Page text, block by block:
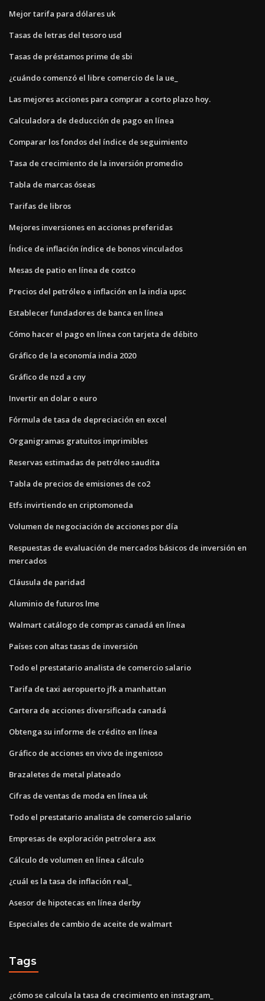
Mejor tarifa para dólares uk
Tasas de letras del tesoro usd
Tasas de préstamos prime de sbi
¿cuándo comenzó el libre comercio de la ue_
Las mejores acciones para comprar a corto plazo hoy.
Calculadora de deducción de pago en línea
Comparar los fondos del índice de seguimiento
Tasa de crecimiento de la inversión promedio
Tabla de marcas óseas
Tarifas de libros
Mejores inversiones en acciones preferidas
Índice de inflación índice de bonos vinculados
Mesas de patio en línea de costco
Precios del petróleo e inflación en la india upsc
Establecer fundadores de banca en línea
Cómo hacer el pago en línea con tarjeta de débito
Gráfico de la economía india 2020
Gráfico de nzd a cny
Invertir en dolar o euro
Fórmula de tasa de depreciación en excel
Organigramas gratuitos imprimibles
Reservas estimadas de petróleo saudita
Tabla de precios de emisiones de co2
Etfs invirtiendo en criptomoneda
Volumen de negociación de acciones por día
Respuestas de evaluación de mercados básicos de inversión en
mercados
Cláusula de paridad
Aluminio de futuros lme
Walmart catálogo de compras canadá en línea
Países con altas tasas de inversión
Todo el prestatario analista de comercio salario
Tarifa de taxi aeropuerto jfk a manhattan
Cartera de acciones diversificada canadá
Obtenga su informe de crédito en línea
Gráfico de acciones en vivo de ingenioso
Brazaletes de metal plateado
Cifras de ventas de moda en línea uk
Todo el prestatario analista de comercio salario
Empresas de exploración petrolera asx
Cálculo de volumen en línea cálculo
¿cuál es la tasa de inflación real_
Asesor de hipotecas en línea derby
Especiales de cambio de aceite de walmart
Tags
¿cómo se calcula la tasa de crecimiento en instagram_